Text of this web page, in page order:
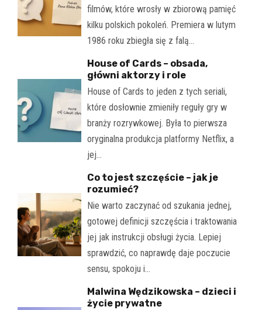
filmów, które wrosły w zbiorową pamięć
kilku polskich pokoleń. Premiera w lutym
1986 roku zbiegła się z falą…
House of Cards – obsada,
główni aktorzy i role
House of Cards to jeden z tych seriali,
które dosłownie zmieniły reguły gry w
branży rozrywkowej. Była to pierwsza
oryginalna produkcja platformy Netflix, a
jej…
Co to jest szczęście – jak je
rozumieć?
Nie warto zaczynać od szukania jednej,
gotowej definicji szczęścia i traktowania
jej jak instrukcji obsługi życia. Lepiej
sprawdzić, co naprawdę daje poczucie
sensu, spokoju i…
Malwina Wędzikowska – dzieci i
życie prywatne